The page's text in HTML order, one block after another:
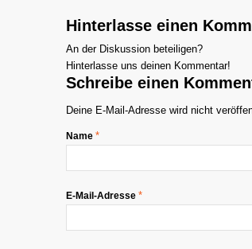
Hinterlasse einen
An der Diskussion beteiligen?
Hinterlasse uns deinen Kommentar!
Schreibe einen
Deine E-Mail-Adresse wird nicht
Name *
E-Mail-Adresse *